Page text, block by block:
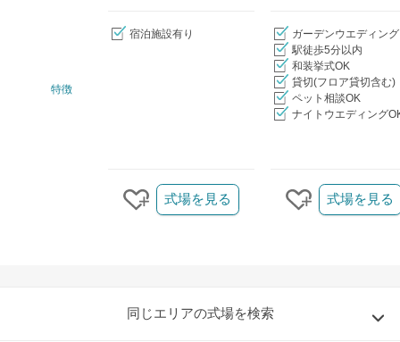
特徴
宿泊施設有り
ガーデンウエディング
駅徒歩5分以内
和装挙式OK
貸切(フロア貸切含む)
ペット相談OK
ナイトウエディング
クリップする
式場を見る
クリップする
式場を見る
同じエリアの式場を検索